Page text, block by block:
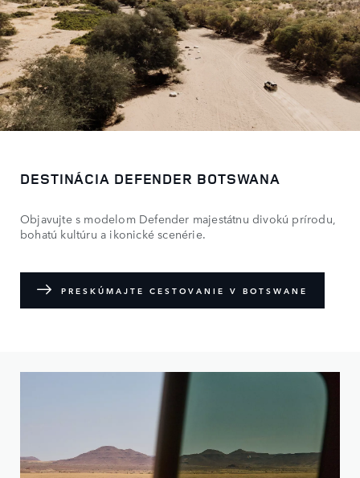
DESTINÁCIA DEFENDER BOTSWANA
Objavujte s modelom Defender majestátnu divokú prírodu,
bohatú kultúru a ikonické scenérie.
PRESKÚMAJTE CESTOVANIE V BOTSWANE